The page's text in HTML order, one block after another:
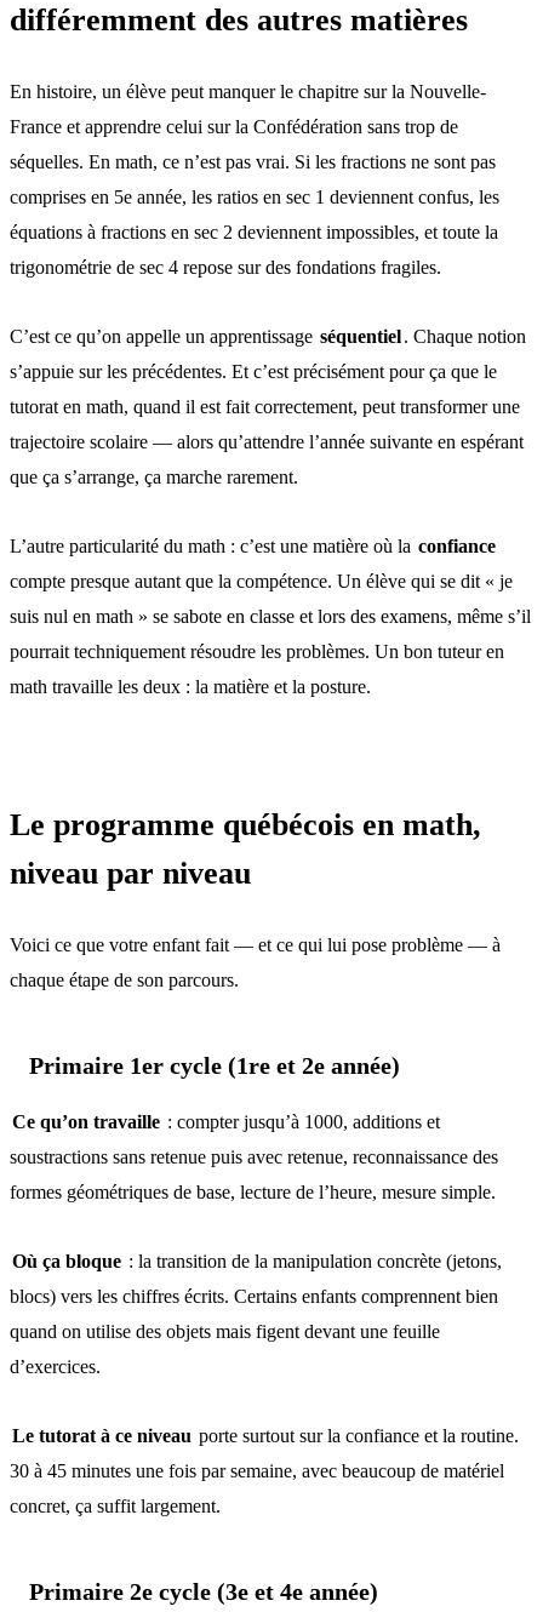
différemment des autres matières
En histoire, un élève peut manquer le chapitre sur la Nouvelle-
France et apprendre celui sur la Confédération sans trop de
séquelles. En math, ce n’est pas vrai. Si les fractions ne sont pas
comprises en 5e année, les ratios en sec 1 deviennent confus, les
équations à fractions en sec 2 deviennent impossibles, et toute la
trigonométrie de sec 4 repose sur des fondations fragiles.
C’est ce qu’on appelle un apprentissage séquentiel. Chaque notion
s’appuie sur les précédentes. Et c’est précisément pour ça que le
tutorat en math, quand il est fait correctement, peut transformer une
trajectoire scolaire — alors qu’attendre l’année suivante en espérant
que ça s’arrange, ça marche rarement.
L’autre particularité du math : c’est une matière où la confiance
compte presque autant que la compétence. Un élève qui se dit « je
suis nul en math » se sabote en classe et lors des examens, même s’il
pourrait techniquement résoudre les problèmes. Un bon tuteur en
math travaille les deux : la matière et la posture.
Le programme québécois en math,
niveau par niveau
Voici ce que votre enfant fait — et ce qui lui pose problème — à
chaque étape de son parcours.
Primaire 1er cycle (1re et 2e année)
Ce qu’on travaille : compter jusqu’à 1000, additions et
soustractions sans retenue puis avec retenue, reconnaissance des
formes géométriques de base, lecture de l’heure, mesure simple.
Où ça bloque : la transition de la manipulation concrète (jetons,
blocs) vers les chiffres écrits. Certains enfants comprennent bien
quand on utilise des objets mais figent devant une feuille
d’exercices.
Le tutorat à ce niveau porte surtout sur la confiance et la routine.
30 à 45 minutes une fois par semaine, avec beaucoup de matériel
concret, ça suffit largement.
Primaire 2e cycle (3e et 4e année)